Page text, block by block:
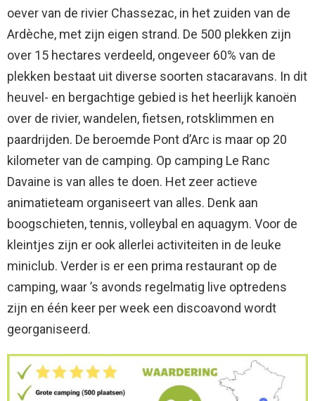
oever van de rivier Chassezac, in het zuiden van de
Ardèche, met zijn eigen strand. De 500 plekken zijn
over 15 hectares verdeeld, ongeveer 60% van de
plekken bestaat uit diverse soorten stacaravans. In dit
heuvel- en bergachtige gebied is het heerlijk kanoën
over de rivier, wandelen, fietsen, rotsklimmen en
paardrijden. De beroemde Pont d’Arc is maar op 20
kilometer van de camping. Op camping Le Ranc
Davaine is van alles te doen. Het zeer actieve
animatieteam organiseert van alles. Denk aan
boogschieten, tennis, volleybal en aquagym. Voor de
kleintjes zijn er ook allerlei activiteiten in de leuke
miniclub. Verder is er een prima restaurant op de
camping, waar ’s avonds regelmatig live optredens
zijn en één keer per week een discoavond wordt
georganiseerd.